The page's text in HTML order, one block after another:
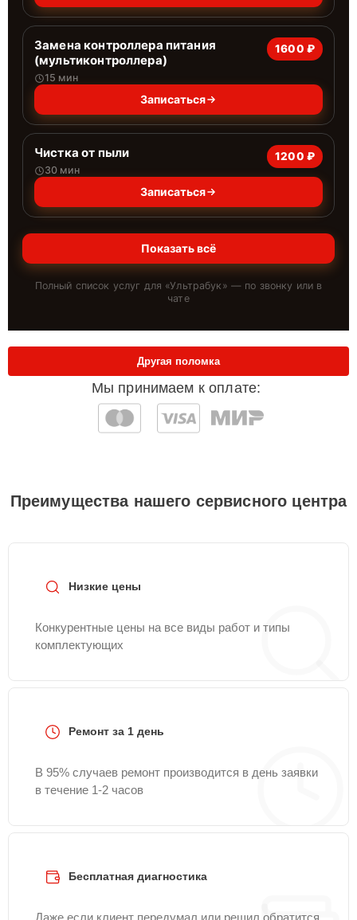
Замена контроллера питания
(мультиконтроллера)
15 мин
1600 ₽
Записаться
Чистка от пыли
30 мин
1200 ₽
Записаться
Показать всё
Полный список услуг для «Ультрабук » — по звонку или в
чате
Мы принимаем к оплате:
Другая поломка
Преимущества нашего сервисного центра
Низкие цены
Конкурентные цены на все виды работ и типы
комплектующих
Ремонт за 1 день
В 95% случаев ремонт производится в день заявки
в течение 1-2 часов
Бесплатная диагностика
Даже если клиент передумал или решил обратится